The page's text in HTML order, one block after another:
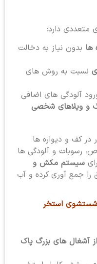
متعددی دارد:
بدون نیاز به دخالت
نسبت به روش های
آلودگی های اضافی
و ویلاهای شخصی
کف و دیواره ها
رسوبات و آلودگی ها
سیستم مکش و
جمع آوری کرده و آب
شستشوی استخر
آشغال های بزرگ پاک